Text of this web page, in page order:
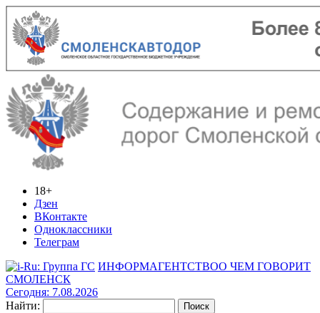
18+
Дзен
ВКонтакте
Одноклассники
Телеграм
ИНФОРМАГЕНТСТВОО ЧЕМ ГОВОРИТ
СМОЛЕНСК
Сегодня: 7.08.2026
Найти: